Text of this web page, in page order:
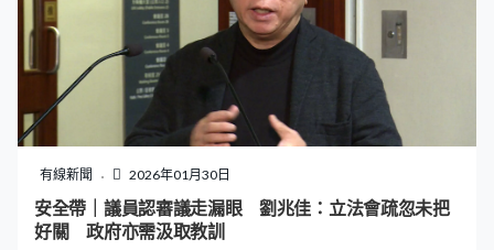
生命安全。
有線新聞 2026年01月30日
安全帶｜議員認審議走漏眼 劉兆佳：立法會疏忽未把
好關 政府亦需汲取教訓